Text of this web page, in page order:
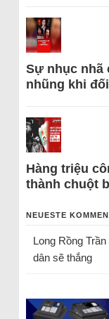
Sự nhục nhã
nhũng khi
Hàng triệu
thành chuột
NEUESTE
Long Rồng Trần
dân sẽ thắng